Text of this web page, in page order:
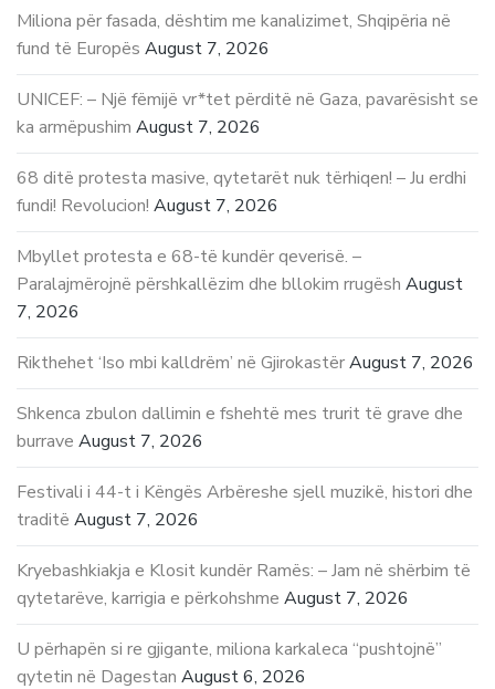
Miliona për fasada, dështim me kanalizimet, Shqipëria në
fund të Europës August 7, 2026
UNICEF: – Një fëmijë vr*tet përditë në Gaza, pavarësisht se
ka armëpushim August 7, 2026
68 ditë protesta masive, qytetarët nuk tërhiqen! – Ju erdhi
fundi! Revolucion! August 7, 2026
Mbyllet protesta e 68-të kundër qeverisë. –
Paralajmërojnë përshkallëzim dhe bllokim rrugësh August
7, 2026
Rikthehet ‘Iso mbi kalldrëm’ në GjirokastërAugust 7, 2026
Shkenca zbulon dallimin e fshehtë mes trurit të grave dhe
burrave August 7, 2026
Festivali i 44-t i Këngës Arbëreshe sjell muzikë, histori dhe
traditë August 7, 2026
Kryebashkiakja e Klosit kundër Ramës: – Jam në shërbim të
qytetarëve, karrigia e përkohshme August 7, 2026
U përhapën si re gjigante, miliona karkaleca “pushtojnë”
qytetin në Dagestan August 6, 2026